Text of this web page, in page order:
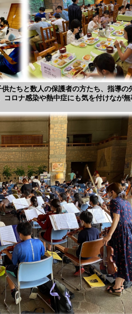
たちと数人の保護者の方たち、指導の
コロナ感染や熱中症にも気を付けなが無